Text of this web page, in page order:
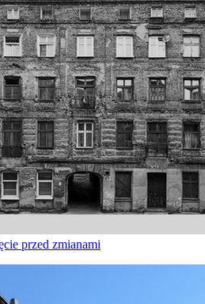
przed zmianami